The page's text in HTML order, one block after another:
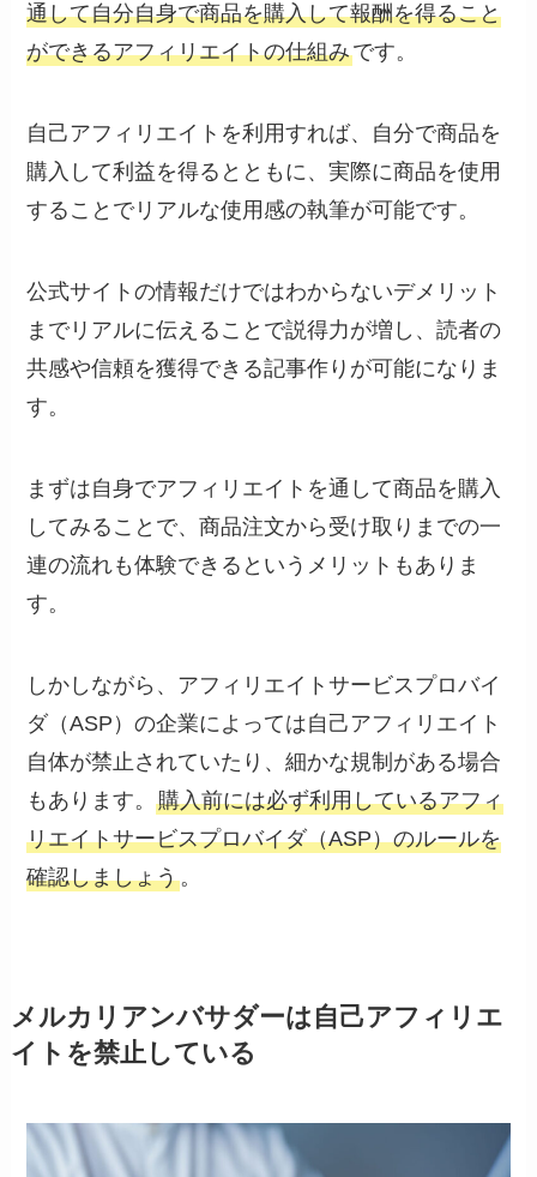
通して自分自身で商品を購入して報酬を得ること
ができるアフィリエイトの仕組みです。
自己アフィリエイトを利用すれば、自分で商品を
購入して利益を得るとともに、実際に商品を使用
することでリアルな使用感の執筆が可能です。
公式サイトの情報だけではわからないデメリット
までリアルに伝えることで説得力が増し、読者の
共感や信頼を獲得できる記事作りが可能になりま
す。
まずは自身でアフィリエイトを通して商品を購入
してみることで、商品注文から受け取りまでの一
連の流れも体験できるというメリットもありま
す。
しかしながら、アフィリエイトサービスプロバイ
ダ（ASP）の企業によっては自己アフィリエイト
自体が禁止されていたり、細かな規制がある場合
もあります。購入前には必ず利用しているアフィ
リエイトサービスプロバイダ（ASP）のルールを
確認しましょう。
メルカリアンバサダーは自己アフィリエ
イトを禁止している